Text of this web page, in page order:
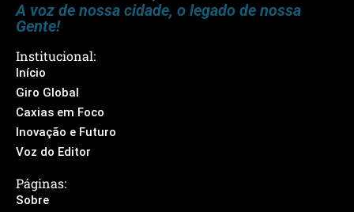
A voz de nossa cidade, o legado de nossa
Gente!
Institucional:
Início
Giro Global
Caxias em Foco
Inovação e Futuro
Voz do Editor
Páginas:
Sobre